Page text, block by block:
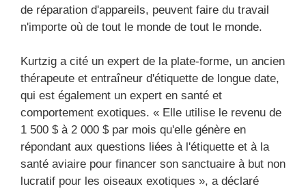
de réparation d'appareils, peuvent faire du travail
n'importe où de tout le monde de tout le monde.
Kurtzig a cité un expert de la plate-forme, un ancien
thérapeute et entraîneur d'étiquette de longue date,
qui est également un expert en santé et
comportement exotiques. « Elle utilise le revenu de
1 500 $ à 2 000 $ par mois qu'elle génère en
répondant aux questions liées à l'étiquette et à la
santé aviaire pour financer son sanctuaire à but non
lucratif pour les oiseaux exotiques », a déclaré